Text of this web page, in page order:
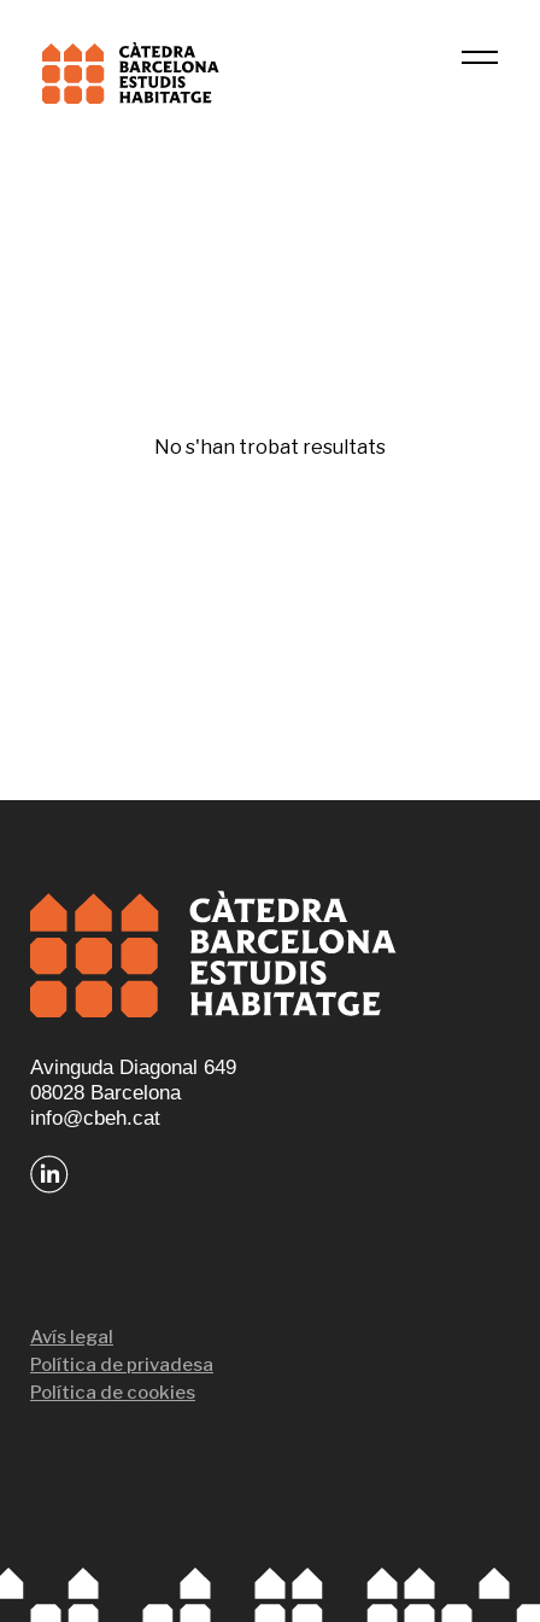
No s'han trobat resultats
Avinguda Diagonal 649
08028 Barcelona
info@cbeh.cat
Avís legal
Política de privadesa
Política de cookies